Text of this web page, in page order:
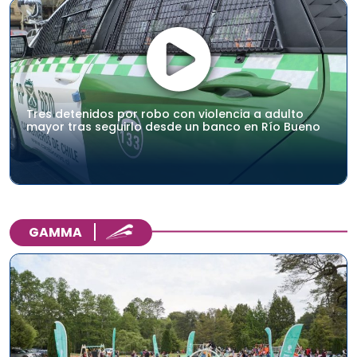
Tres detenidos por robo con violencia a adulto
mayor tras seguirlo desde un banco en Río Bueno
GAMMA